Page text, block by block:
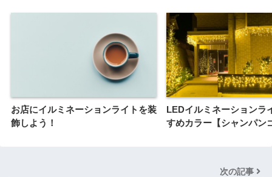
お店にイルミネーションライトを装
飾しよう！
LEDイルミネーションラ
すめカラー【シャンパン
次の記事